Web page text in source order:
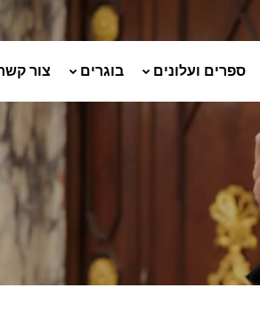
ספרים ועלונים בוגרים צור